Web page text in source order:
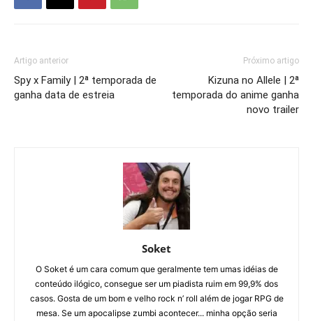
Artigo anterior
Spy x Family | 2ª temporada de
ganha data de estreia
Próximo artigo
Kizuna no Allele | 2ª
temporada do anime ganha
novo trailer
Soket
O Soket é um cara comum que geralmente tem umas idéias de
conteúdo ilógico, consegue ser um piadista ruim em 99,9% dos
casos. Gosta de um bom e velho rock n’ roll além de jogar RPG de
mesa. Se um apocalipse zumbi acontecer... minha opção seria